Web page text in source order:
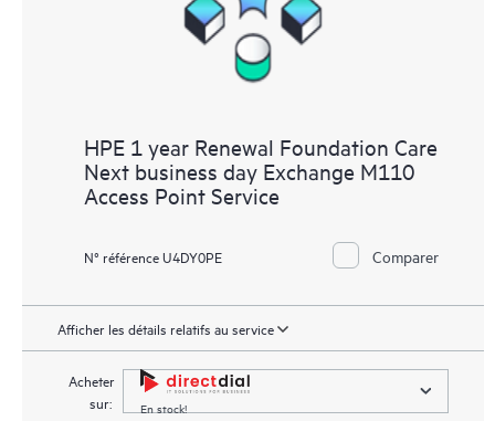
HPE 1 year Renewal Foundation Care
Next business day Exchange M110
Access Point Service
N° référence U4DY0PE Comparer
Afficher les détails relatifs au service
Acheter
sur:
En stock!